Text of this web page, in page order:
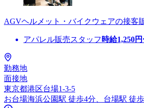
AGVヘルメット・バイクウェアの接客
アパレル販売スタッフ 時給1,250
勤務地
面接地
東京都港区台場1-3-5
お台場海浜公園駅 徒歩4分、台場駅 徒